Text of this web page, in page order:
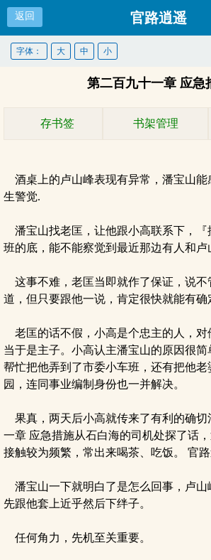
返回 官路逍遥
字体： 大 中 小
第二百九十一章 应急
存书签 书架管理
酒桌上的卢山峰表现有异常，潘宝山能
生警觉.
潘宝山找老匡，让他跟小高联系下，『
班的底，能不能察觉到最近那边有人和卢
这事不难，老匡当即就作了保证，说不
道，但只要跟他一说，肯定很快就能有确
老匡的话不假，小高是个忠主的人，对
当于是主子。小高认主潘宝山的原因很
帮忙把他弄到了市委小车班，还有把他
园，连同事业编制身份也一并解决。
果真，两天后小高就传来了有利的确切
一章 应急措施从石白海的司机处探了话
接触较为频繁，常出来喝茶、吃饭。 官路
潘宝山一下就明白了是怎么回事，卢山
先跟他套上近乎然后下绊子。
任何角力，先机至关重要。